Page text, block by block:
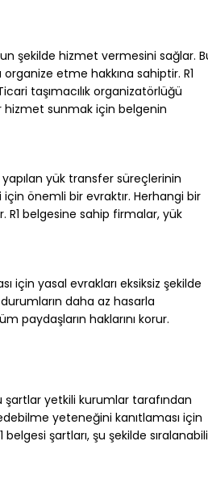
şekilde hizmet vermesini sağlar.
etme hakkına sahiptir. R1
taşımacılık organizatörlüğü
hizmet sunmak için belgenin
yük transfer süreçlerinin
önemli bir evraktır. Herhangi bir
R1 belgesine sahip firmalar, yük
için yasal evrakları eksiksiz şekilde
daha az hasarla
paydaşların haklarını korur.
şartlar yetkili kurumlar tarafından
yeteneğini kanıtlaması için
şartları, şu şekilde